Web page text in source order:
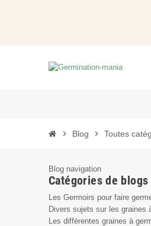
chevron_right Blog chevron_right Toutes
Blog navigation
Catégories de blogs
Les Germoirs pour faire
Divers sujets sur les graines
Les différentes graines à